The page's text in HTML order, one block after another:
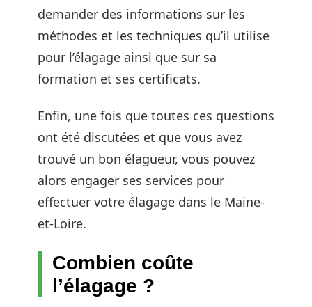
demander des informations sur les
méthodes et les techniques qu’il utilise
pour l’élagage ainsi que sur sa
formation et ses certificats.
Enfin, une fois que toutes ces questions
ont été discutées et que vous avez
trouvé un bon élagueur, vous pouvez
alors engager ses services pour
effectuer votre élagage dans le Maine-
et-Loire.
Combien coûte
l’élagage ?